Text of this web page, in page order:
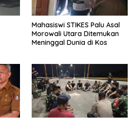
Mahasiswi STIKES Palu Asal
Morowali Utara Ditemukan
Meninggal Dunia di Kos